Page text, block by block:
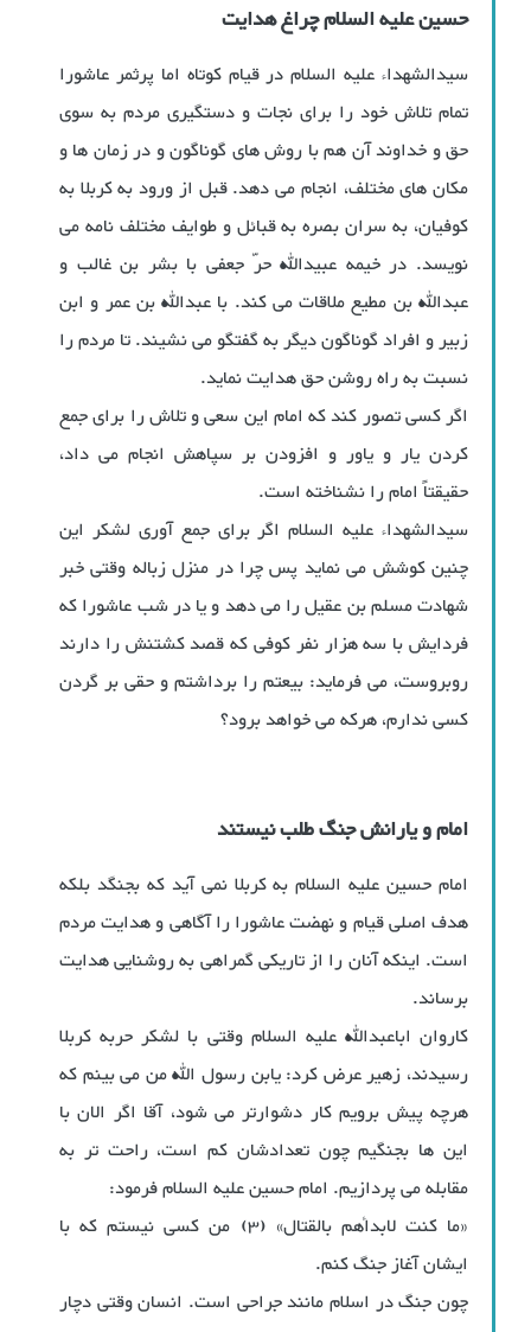
حسین علیه السلام چراغ هدایت
سیدالشهداء علیه السلام در قیام کوتاه اما پرثمر عاشورا
تمام تلاش خود را برای نجات و دستگیری مردم به سوی
حق و خداوند آن هم با روش های گوناگون و در زمان ها و
مکان های مختلف،‌ انجام می دهد. قبل از ورود به کربلا به
کوفیان، به سران بصره به قبائل و طوایف مختلف نامه می
نویسد. در خیمه عبیدالله حرّ جعفی با بشر بن غالب و
عبدالله بن مطیع ملاقات می کند. با عبدالله بن عمر و ابن
زبیر و افراد گوناگون دیگر به گفتگو می نشیند. تا مردم را
نسبت به راه روشن حق هدایت نماید.
اگر کسی تصور کند که امام این سعی و تلاش را برای جمع
کردن یار و یاور و افزودن بر سپاهش انجام می داد،
حقیقتاً امام را نشناخته است.
سیدالشهداء علیه السلام اگر برای جمع آوری لشکر این
چنین کوشش می نماید پس چرا در منزل زباله وقتی خبر
شهادت مسلم بن عقیل را می دهد و یا در شب عاشورا که
فردایش با سه هزار نفر کوفی که قصد کشتنش را دارند
روبروست، می فرماید: بیعتم را برداشتم و حقی بر گردن
کسی ندارم، هرکه می خواهد برود؟
امام و یارانش جنگ طلب نیستند
امام حسین علیه السلام به کربلا نمی آید که بجنگد بلکه
هدف اصلی قیام و نهضت عاشورا را آگاهی و هدایت مردم
است. اینکه آنان را از تاریکی گمراهی به روشنایی هدایت
برساند.
کاروان اباعبدالله علیه السلام وقتی با لشکر حربه کربلا
رسیدند، زهیر عرض کرد: یابن رسول الله من می بینم که
هرچه پیش برویم کار دشوارتر می شود، آقا اگر الان با
این ها بجنگیم چون تعدادشان کم است، راحت تر به
مقابله می پردازیم. امام حسین علیه السلام فرمود:
«ما کنت لابدأهم بالقتال» (3) من کسی نیستم که با
ایشان آغاز جنگ کنم.
چون جنگ در اسلام مانند جراحی است. انسان وقتی دچار